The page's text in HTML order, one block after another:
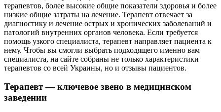
терапевтов, более высокие общие показатели здоровья и более
низкие общие затраты на лечение. Терапевт отвечает за
диагностику и лечение острых и хронических заболеваний и
патологий внутренних органов человека. Если требуется
помощь узкого специалиста, терапевт направляет пациента к
нему. Чтобы вы смогли выбрать подходящего именно вам
специалиста, на сайте собраны не только характеристики
терапевтов со всей Украины, но и отзывы пациентов.
Терапевт — ключевое звено в медицинском
заведении